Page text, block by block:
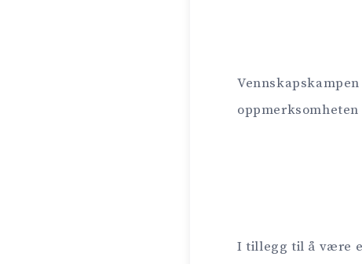
Vennskapskampen
I tillegg til å være